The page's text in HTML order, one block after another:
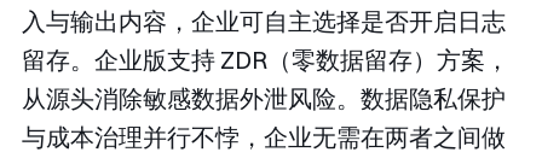
入与输出内容，企业可自主选择是否开启日志
留存。企业版支持 ZDR（零数据留存）方案，
从源头消除敏感数据外泄风险。数据隐私保护
与成本治理并行不悖，企业无需在两者之间做